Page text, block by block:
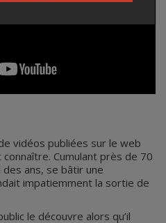
vidéos publiées sur le web
Cumulant près de 70
des ans, se bâtir une
impatiemment la sortie de
le découvre alors qu’il